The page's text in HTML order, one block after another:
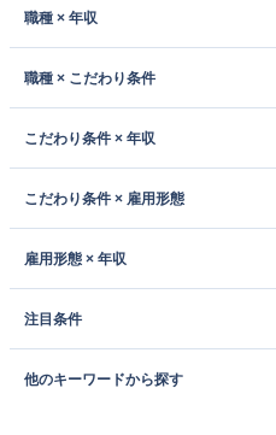
職種 × 年収
職種 × こだわり条件
こだわり条件 × 年収
こだわり条件 × 雇用形態
雇用形態 × 年収
注目条件
他のキーワードから探す